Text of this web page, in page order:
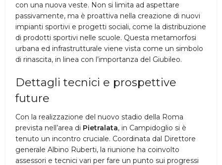
con una nuova veste. Non si limita ad aspettare
passivamente, ma è proattiva nella creazione di nuovi
impianti sportivi e progetti sociali, come la distribuzione
di prodotti sportivi nelle scuole. Questa metamorfosi
urbana ed infrastrutturale viene vista come un simbolo
di rinascita, in linea con l’importanza del Giubileo.
Dettagli tecnici e prospettive
future
Con la realizzazione del nuovo stadio della Roma
prevista nell’area di Pietralata, in Campidoglio si è
tenuto un incontro cruciale. Coordinata dal Direttore
generale Albino Ruberti, la riunione ha coinvolto
assessori e tecnici vari per fare un punto sui progressi